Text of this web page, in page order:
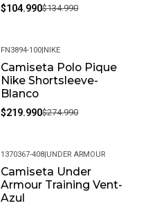
$104.990$134.990
-20%
FN3894-100|NIKE
Camiseta Polo Pique
Nike Shortsleeve-
Blanco
$219.990$274.990
-25%
1370367-408|UNDER ARMOUR
Camiseta Under
Armour Training Vent-
Azul